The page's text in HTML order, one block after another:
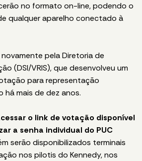
no formato on-line, podendo o
qualquer aparelho conectado à
pela Diretoria de
(DSI/VRIS), que desenvolveu um
para representação
há mais de dez anos.
o link de votação disponível
a senha individual do PUC
serão disponibilizados terminais
nos pilotis do Kennedy, nos